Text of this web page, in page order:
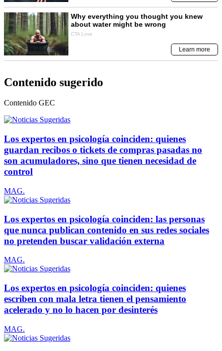
Contenido sugerido
Contenido GEC
Los expertos en psicología coinciden: quienes
guardan recibos o tickets de compras pasadas no
son acumuladores, sino que tienen necesidad de
control
MAG.
Los expertos en psicología coinciden: las personas
que nunca publican contenido en sus redes sociales
no pretenden buscar validación externa
MAG.
Los expertos en psicología coinciden: quienes
escriben con mala letra tienen el pensamiento
acelerado y no lo hacen por desinterés
MAG.